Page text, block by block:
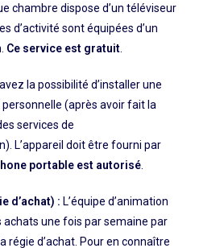
chambre dispose d’un téléviseur
d’activité sont équipées d’un
Ce service est gratuit
la possibilité d’installer une
(après avoir fait la
services de
L’appareil doit être fourni par
portable est autorisé
d’achat) : L’équipe d’animation
une fois par semaine par
régie d’achat. Pour en connaître